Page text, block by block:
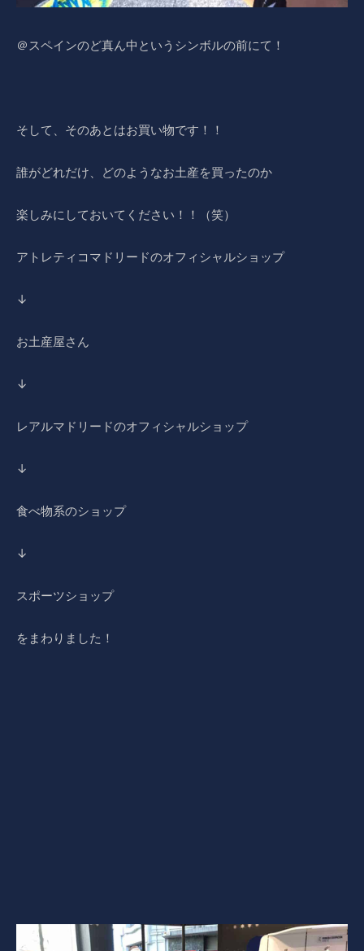
＠スペインのど真ん中というシンボルの前にて！
そして、そのあとはお買い物です！！
誰がどれだけ、どのようなお土産を買ったのか
楽しみにしておいてください！！（笑）
アトレティコマドリードのオフィシャルショップ
↓
お土産屋さん
↓
レアルマドリードのオフィシャルショップ
↓
食べ物系のショップ
↓
スポーツショップ
をまわりました！